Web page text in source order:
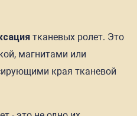
тканевых ролет. Это
магнитами или
края тканевой